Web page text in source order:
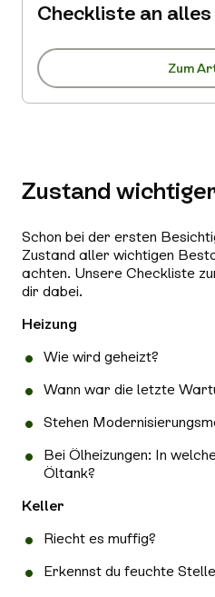
Checkliste an
Zum
Zustand
Schon bei der ersten
Zustand aller wichtigen
achten. Unsere Checkliste
dir dabei.
Heizung
Wie wird geheizt?
Wann war die letzte
Stehen
Bei Ölheizungen: In
Öltank?
Keller
Riecht es muffig?
Erkennst du feuchte